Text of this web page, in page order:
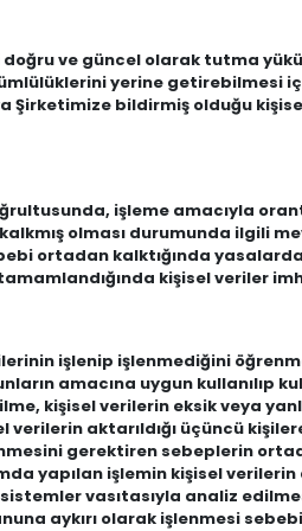
ve güncel olarak tutma
yerine getirebilmesi
Şirketimize bildirmiş olduğu
işleme amacıyla
olması durumunda ilgili
ortadan kalktığında
kişisel veriler
işlenip işlenmediğini
amacına uygun kullanılıp
kişisel verilerin eksik veya
aktarıldığı üçüncü
gerektiren sebeplerin
yapılan işlemin kişisel verilerin
vasıtasıyla analiz
aykırı olarak işlenmesi